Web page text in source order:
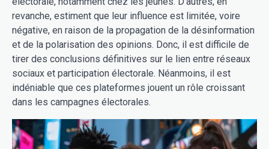
revanche, estiment que leur influence est limitée, voire
négative, en raison de la propagation de la désinformation
et de la polarisation des opinions. Donc, il est difficile de
tirer des conclusions définitives sur le lien entre réseaux
sociaux et participation électorale. Néanmoins, il est
indéniable que ces plateformes jouent un rôle croissant
dans les campagnes électorales.